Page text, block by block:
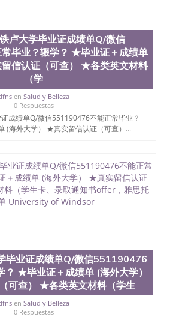
卢大学毕业证成绩单Q/微信
毕业？辍学？ ★毕业证＋成绩单
信认证（可查） ★各类英文材料
（学
en Salud y Belleza
0 Respuestas
成绩单Q/微信551190476不能正常毕业？
(海外大学） ★真实留信认证（可查）...
毕业证成绩单Q/微信551190476
？ ★毕业证＋成绩单 (海外大学）
可查） ★各类英文材料（学生
en Salud y Belleza
0 Respuestas